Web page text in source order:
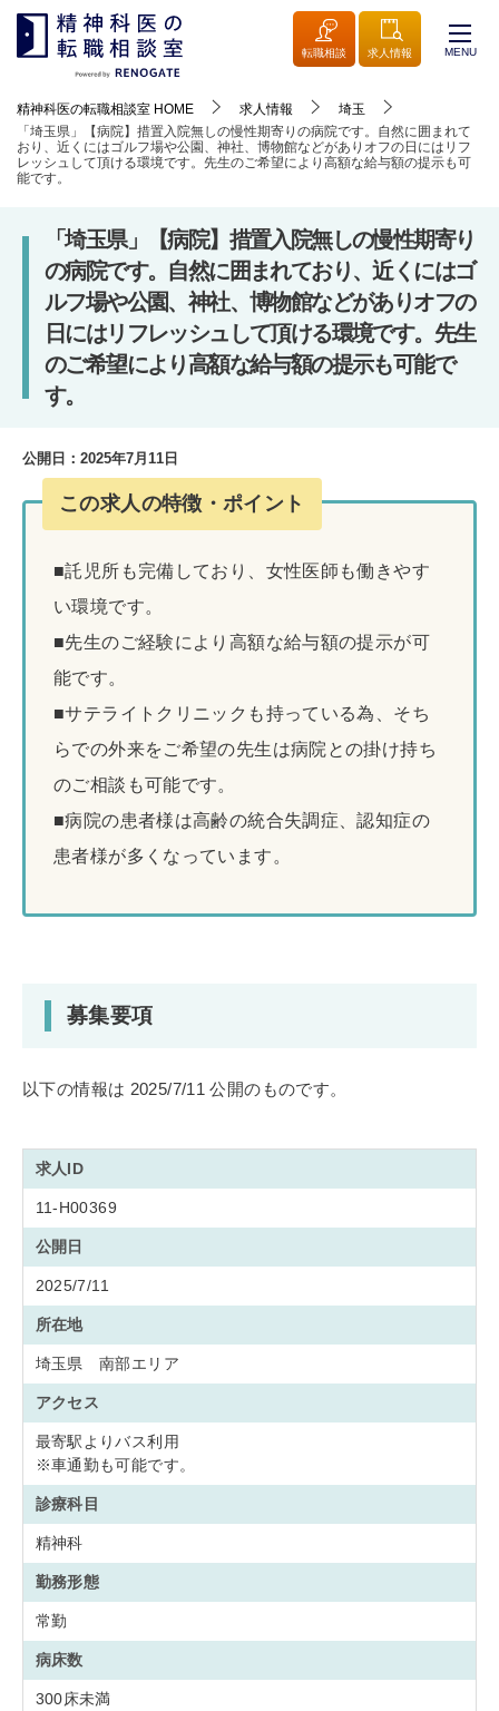
転職相談 求人情報 MENU
精神科医の転職相談室 HOME 求人情報
埼玉
「埼玉県」【病院】措置入院無しの慢性期寄りの病院です。自然に囲まれて
おり、近くにはゴルフ場や公園、神社、博物館などがありオフの日にはリフ
レッシュして頂ける環境です。先生のご希望により高額な給与額の提示も可
能です。
「埼玉県」【病院】措置入院無しの慢性期寄り
の病院です。自然に囲まれており、近くにはゴ
ルフ場や公園、神社、博物館などがありオフの
日にはリフレッシュして頂ける環境です。先生
のご希望により高額な給与額の提示も可能で
す。
公開日： 2025年7月11日
この求人の特徴・ポイント
■託児所も完備しており、女性医師も働きやす
い環境です。
■先生のご経験により高額な給与額の提示が可
能です。
■サテライトクリニックも持っている為、そち
らでの外来をご希望の先生は病院との掛け持ち
のご相談も可能です。
■病院の患者様は高齢の統合失調症、認知症の
患者様が多くなっています。
募集要項
以下の情報は 2025/7/11 公開のものです。
求人ID
11-H00369
公開日
2025/7/11
所在地
埼玉県 南部エリア
アクセス
最寄駅よりバス利用
※車通勤も可能です。
診療科目
精神科
勤務形態
常勤
病床数
300床未満